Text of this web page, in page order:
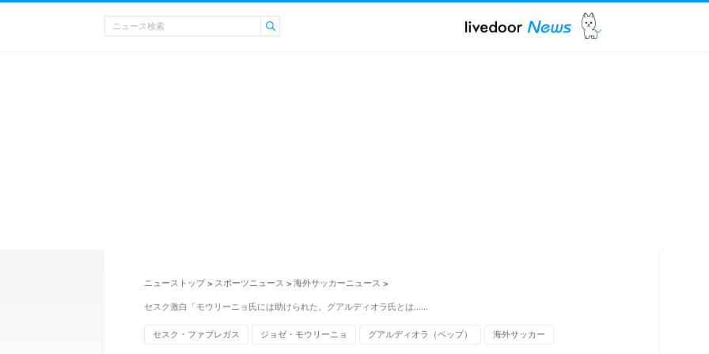
ニューストップ > スポーツニュース > 海外サッカーニュース >
セスク激白「モウリーニョ氏には助けられた。グアルディオラ氏とは……
セスク・ファブレガス ジョゼ・モウリーニョ グアルディオラ（ペップ） 海外サッカー